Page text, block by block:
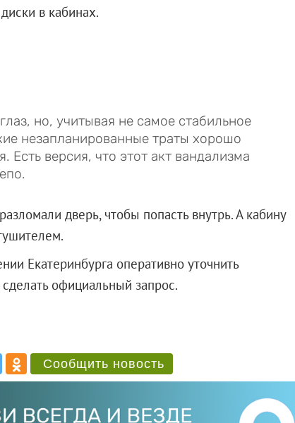
в кабинах.
но, учитывая не самое стабильное
незапланированные траты хорошо
Есть версия, что этот акт вандализма
дверь, чтобы попасть внутрь. А кабину
Екатеринбурга оперативно уточнить
официальный запрос.
Сообщить новость